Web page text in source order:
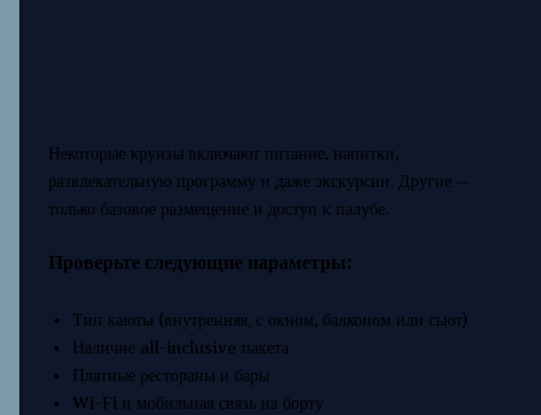
Некоторые круизы включают питание, напитки,
развлекательную программу и даже экскурсии. Другие —
только базовое размещение и доступ к палубе.
Проверьте следующие параметры:
Тип каюты (внутренняя, с окном, балконом или сьют)
Наличие all-inclusive пакета
Платные рестораны и бары
Wi-Fi и мобильная связь на борту